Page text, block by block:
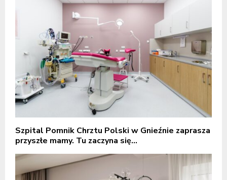
Szpital Pomnik Chrztu Polski w Gnieźnie zaprasza
przyszłe mamy. Tu zaczyna się...